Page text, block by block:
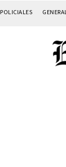
POLICIALES GENERAL